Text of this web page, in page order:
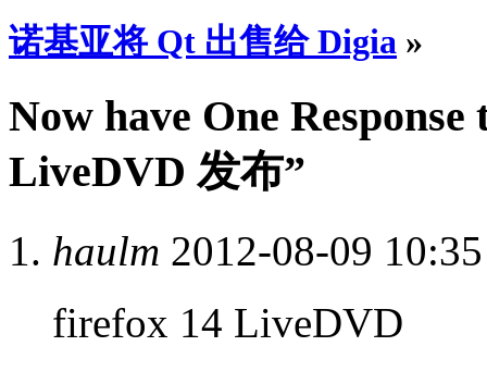
诺基亚将 Qt 出售给 Digia »
Now have One
LiveDVD 发布”
haulm 2012-08-09
firefox 14 LiveDVD